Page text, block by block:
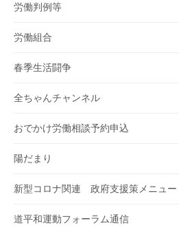
労働判例等
労働組合
春季生活闘争
全ちゃんチャンネル
おでかけ労働相談予約申込
陽だまり
新型コロナ関連 政府支援策メニュー
道平和運動フォーラム通信